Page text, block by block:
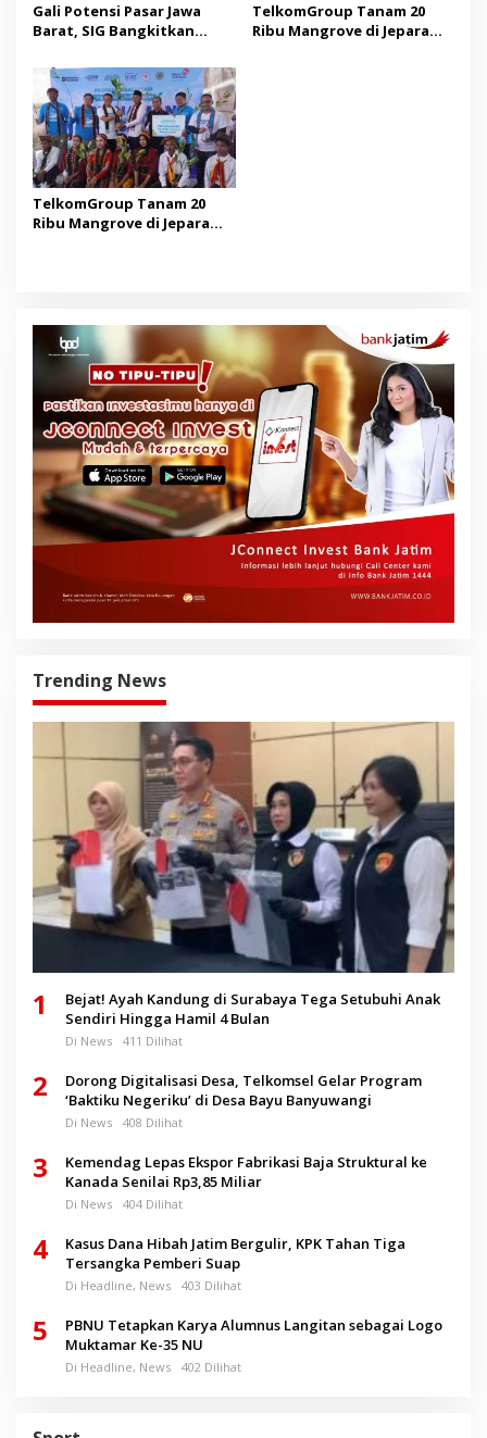
Gali Potensi Pasar Jawa
Barat, SIG Bangkitkan
Semen Kujang
TelkomGroup Tanam 20
Ribu Mangrove di Jepara
TelkomGroup Tanam 20
Ribu Mangrove di Jepara
Trending News
1
Bejat! Ayah Kandung di Surabaya Tega Setubuhi Anak
Sendiri Hingga Hamil 4 Bulan
Di News 411 Dilihat
2
Dorong Digitalisasi Desa, Telkomsel Gelar Program
‘Baktiku Negeriku’ di Desa Bayu Banyuwangi
Di News 408 Dilihat
3
Kemendag Lepas Ekspor Fabrikasi Baja Struktural ke
Kanada Senilai Rp3,85 Miliar
Di News 404 Dilihat
4
Kasus Dana Hibah Jatim Bergulir, KPK Tahan Tiga
Tersangka Pemberi Suap
Di Headline, News 403 Dilihat
5
PBNU Tetapkan Karya Alumnus Langitan sebagai Logo
Muktamar Ke-35 NU
Di Headline, News 402 Dilihat